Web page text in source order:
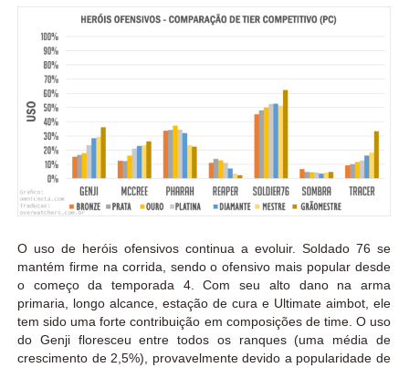
O uso de heróis ofensivos continua a evoluir. Soldado 76 se
mantém firme na corrida, sendo o ofensivo mais popular desde
o começo da temporada 4. Com seu alto dano na arma
primaria, longo alcance, estação de cura e Ultimate aimbot, ele
tem sido uma forte contribuição em composições de time. O uso
do Genji floresceu entre todos os ranques (uma média de
crescimento de 2,5%), provavelmente devido a popularidade de